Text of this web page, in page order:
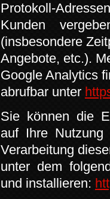
Protokoll-
Kunden
(insbesondere
Angebote, etc.).
Google Analytics
abrufbar unter
Sie können die
auf Ihre Nutzung
Verarbeitung
unter dem
und installieren: